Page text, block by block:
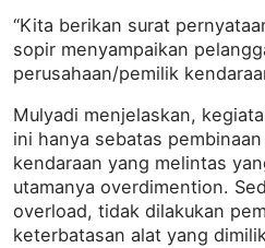
“Kita berikan surat
sopir menyampaikan
perusahaan/pemilik
Mulyadi menjelaskan,
ini hanya sebatas
kendaraan yang melintas
utamanya overdimention.
overload, tidak dilakukan
keterbatasan alat yang